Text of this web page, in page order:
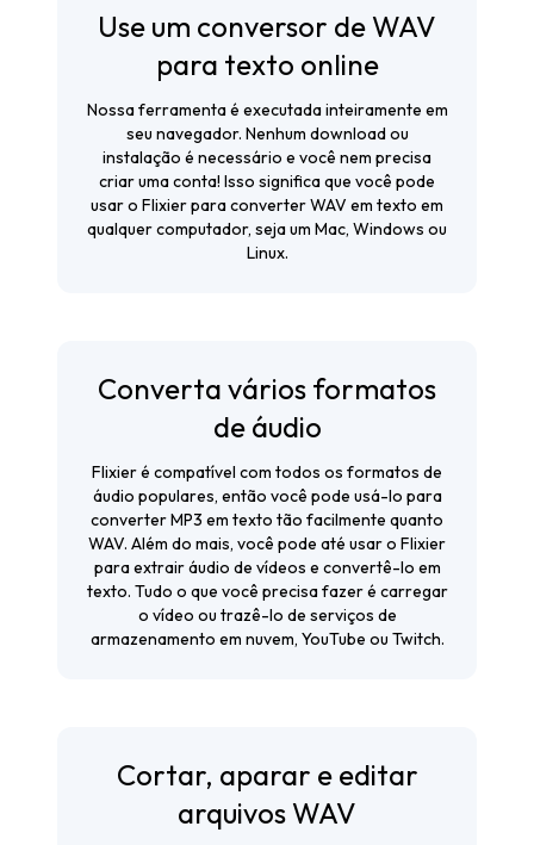
Use um conversor de WAV
para texto online
Nossa ferramenta é executada inteiramente em
seu navegador. Nenhum download ou
instalação é necessário e você nem precisa
criar uma conta! Isso significa que você pode
usar o Flixier para converter WAV em texto em
qualquer computador, seja um Mac, Windows ou
Linux.
Converta vários formatos
de áudio
Flixier é compatível com todos os formatos de
áudio populares, então você pode usá-lo para
converter MP3 em texto tão facilmente quanto
WAV. Além do mais, você pode até usar o Flixier
para extrair áudio de vídeos e convertê-lo em
texto. Tudo o que você precisa fazer é carregar
o vídeo ou trazê-lo de serviços de
armazenamento em nuvem, YouTube ou Twitch.
Cortar, aparar e editar
arquivos WAV